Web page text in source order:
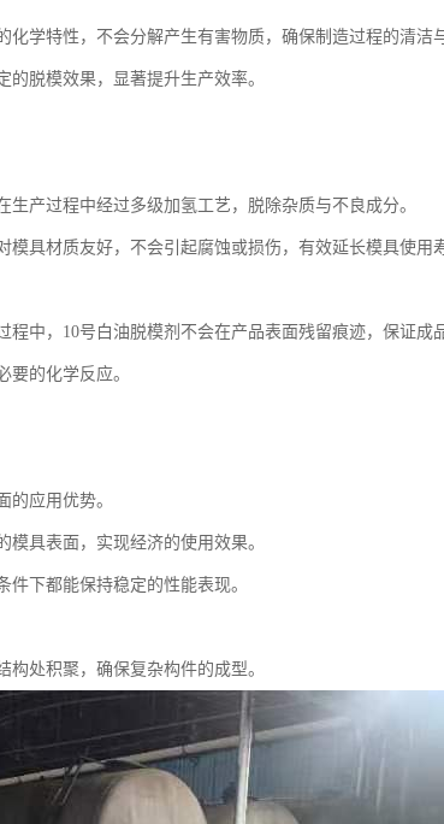
学特性，不会分解产生有害物质，确保制造过程的清洁
脱模效果，显著提升生产效率。
产过程中经过多级加氢工艺，脱除杂质与不良成分。
具材质友好，不会引起腐蚀或损伤，有效延长模具使用
中，10号白油脱模剂不会在产品表面残留痕迹，保证成
的化学反应。
的应用优势。
具表面，实现经济的使用效果。
下都能保持稳定的性能表现。
处积聚，确保复杂构件的成型。